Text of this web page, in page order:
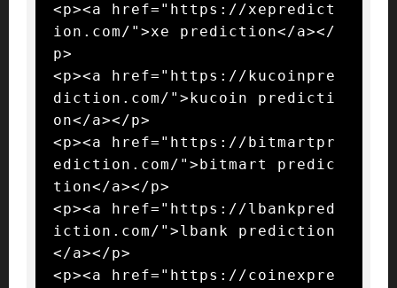
<p><a href="https://xepredict
ion.com/">xe prediction</a></
p>
<p><a href="https://kucoinpre
diction.com/">kucoin predicti
on</a></p>
<p><a href="https://bitmartpr
ediction.com/">bitmart predic
tion</a></p>
<p><a href="https://lbankpred
iction.com/">lbank prediction
</a></p>
<p><a href="https://coinexpre